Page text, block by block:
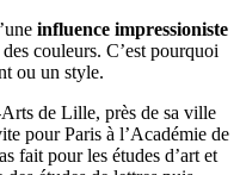
influence impressioniste
couleurs. C’est pourquoi
ou un style.
de Lille, près de sa ville
pour Paris à l’Académie de
fait pour les études d’art et